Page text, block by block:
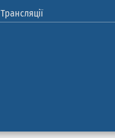
Трансляції